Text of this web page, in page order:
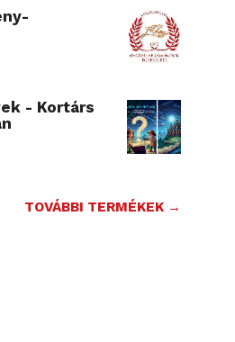
- Kortárs
TOVÁBBI TERMÉKEK →